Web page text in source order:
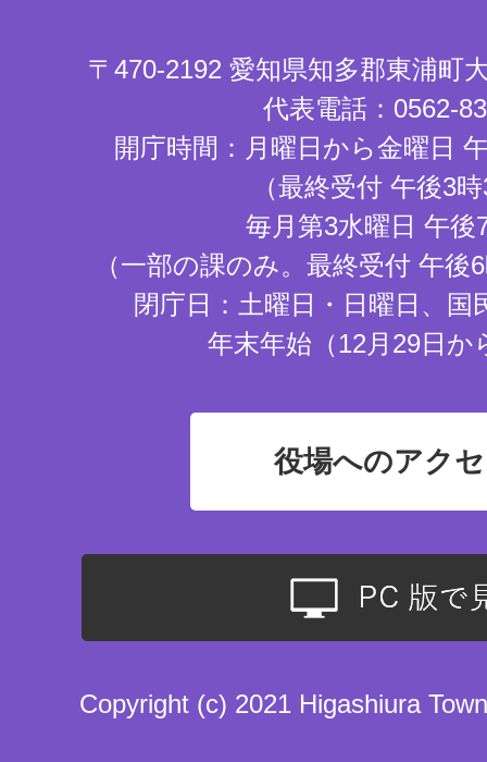
〒470-2192 愛知県知多郡東浦町
代表電話：0562-
開庁時間：月曜日から金曜日
（最終受付 午後3
毎月第3水曜日 午後
（一部の課のみ。最終受付 午
閉庁日：土曜日・日曜日、国
年末年始（12月29日か
役場へのアク
Copyright (c) 2021 Higashiura